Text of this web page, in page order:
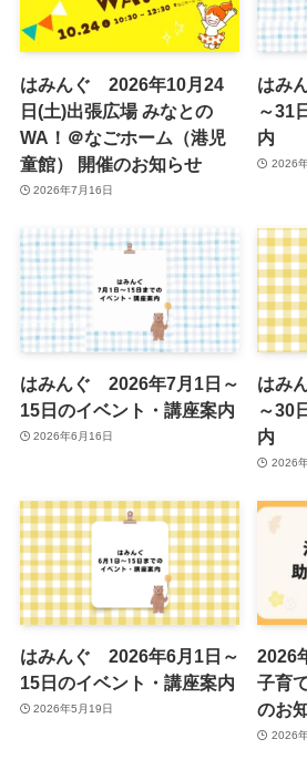
はみんぐ 2026年10月24
日(土)出張広場 みなとの
WA！＠なごホーム（港児
童館） 開催のお知らせ
2026年7月16日
はみ
～31
内
2026
はみんぐ 2026年7月1日～
15日のイベント・講座案内
2026年6月16日
はみ
～30
内
2026
はみんぐ 2026年6月1日～
15日のイベント・講座案内
2026年5月19日
2026
子育
のお
2026